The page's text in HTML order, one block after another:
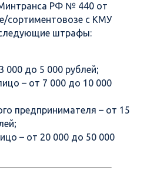
РФ № 440 от
сортиментовозе с КМУ
штрафы:
000 до 5 000 рублей;
– от 7 000 до 10 000
предпринимателя – от 15
– от 20 000 до 50 000